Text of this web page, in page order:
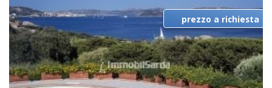
prezzo a richiesta